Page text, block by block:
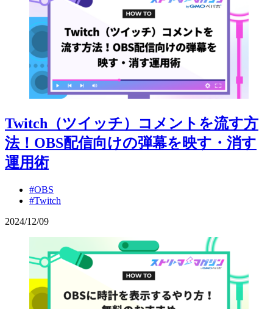
Twitch（ツイッチ）コメントを流す方
法！OBS配信向けの弾幕を映す・消す
運用術
#OBS
#Twitch
2024/12/09